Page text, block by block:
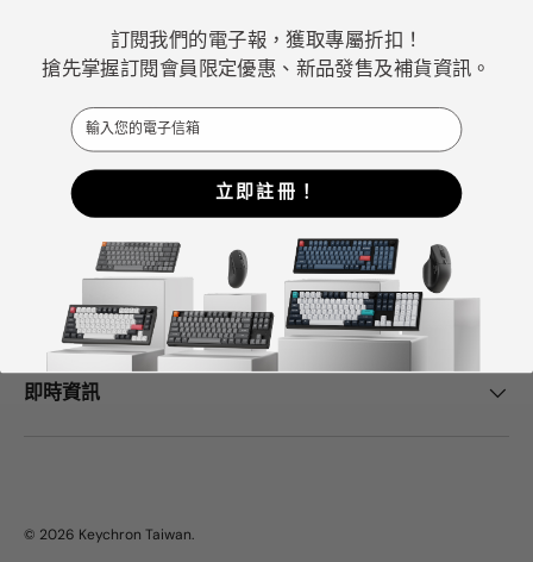
佳機械式鍵盤選擇。
FacebookYouTubeInstagram
Keychron中心
幫助與支持
即時資訊
© 2026 Keychron Taiwan.
訂閱我們的電子報，獲取專屬折扣！
搶先掌握訂閱會員限定優惠、新品發售及補貨資訊。
Email
立即註冊！